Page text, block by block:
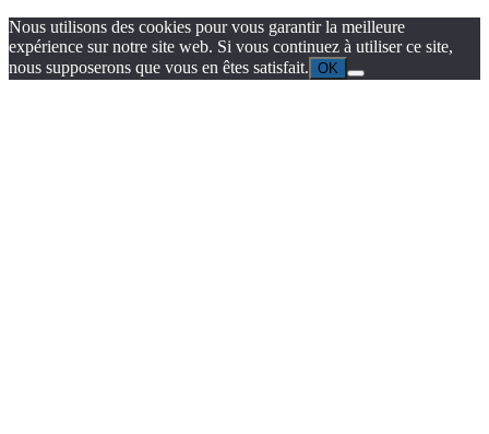
Nous utilisons des cookies pour vous garantir la meilleure
expérience sur notre site web. Si vous continuez à utiliser ce site,
nous supposerons que vous en êtes satisfait. OK